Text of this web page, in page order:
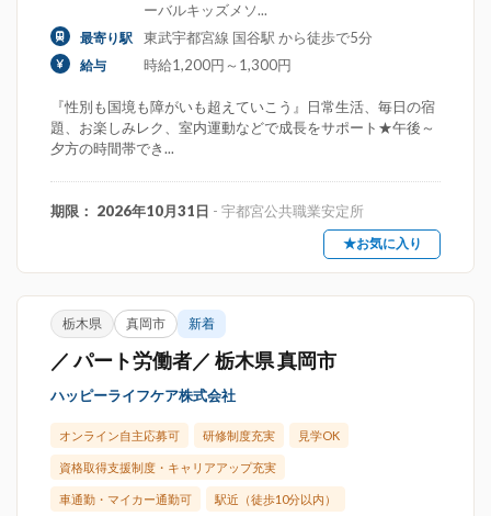
ーバルキッズメソ...
最寄り駅 東武宇都宮線 国谷駅 から徒歩で5分
給与 時給1,200円～1,300円
『性別も国境も障がいも超えていこう』日常生活、毎日の宿
題、お楽しみレク、室内運動などで成長をサポート★午後～
夕方の時間帯でき...
期限： 2026年10月31日 - 宇都宮公共職業安定所
★お気に入り
栃木県 真岡市 新着
／ パート労働者／ 栃木県 真岡市
ハッピーライフケア株式会社
オンライン自主応募可 研修制度充実 見学OK
資格取得支援制度・キャリアアップ充実
車通勤・マイカー通勤可 駅近（徒歩10分以内）